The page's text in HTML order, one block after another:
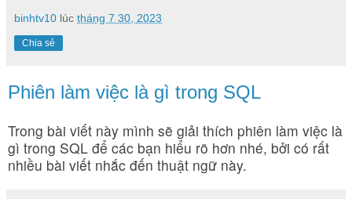
binhtv10 lúc tháng 7 30, 2023
Chia sẻ
Phiên làm việc là gì trong SQL
Trong bài viết này mình sẽ giải thích phiên làm việc là
gì trong SQL để các bạn hiểu rõ hơn nhé, bởi có rất
nhiều bài viết nhắc đến thuật ngữ này.